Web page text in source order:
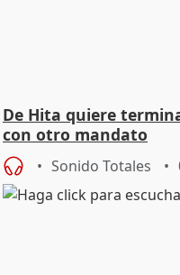
De Hita quiere
con otro mandato
Sonido Totales